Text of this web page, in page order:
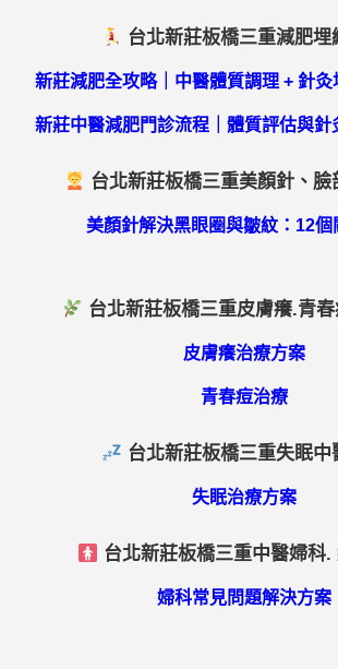
台北新莊板橋三重減肥埋
新莊減肥全攻略｜中醫體質調理 + 針
新莊中醫減肥門診流程｜體質評估與針
台北新莊板橋三重美顏針、臉
美顏針解決黑眼圈與皺紋：12個
台北新莊板橋三重皮膚癢.青
皮膚癢治療方案
青春痘治療
台北新莊板橋三重失眠中
失眠治療方案
台北新莊板橋三重中醫婦科.
婦科常見問題解決方案